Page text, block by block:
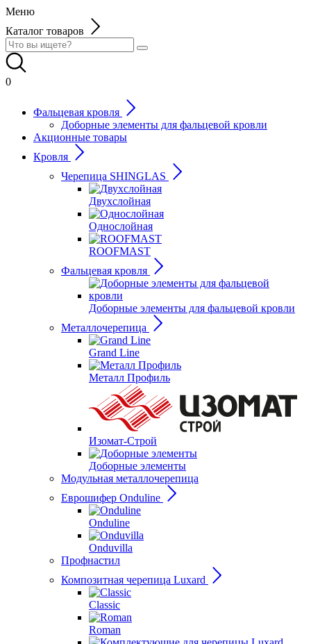
Меню
Каталог товаров
0
Фальцевая кровля
Доборные элементы для фальцевой кровли
Акционные товары
Кровля
Черепица SHINGLAS
Двухслойная
Однослойная
ROOFMAST
Фальцевая кровля
Доборные элементы для фальцевой кровли
Металлочерепица
Grand Line
Металл Профиль
Изомат-Строй
Доборные элементы
Модульная металлочерепица
Еврошифер Onduline
Onduline
Onduvilla
Профнастил
Композитная черепица Luxard
Сlassic
Roman